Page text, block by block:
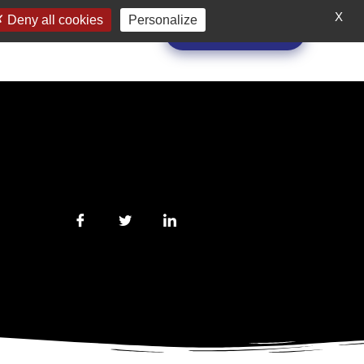
A PROPOS
Demande de devis
X
Deny all cookies Personalize